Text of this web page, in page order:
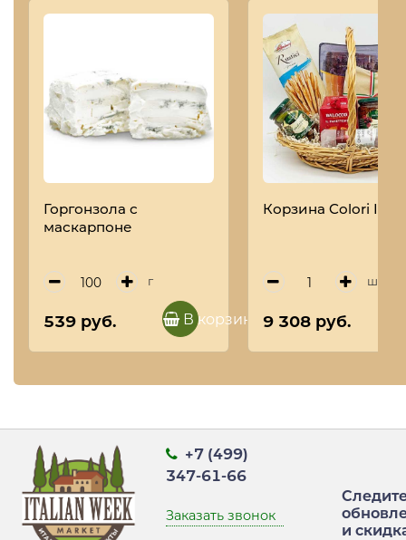
Горгонзола с
маскарпоне
г
539 руб. В корзину
Корзина Colori
шт
9 308 руб.
+7 (499)
347-61-66
Заказать звонок
и